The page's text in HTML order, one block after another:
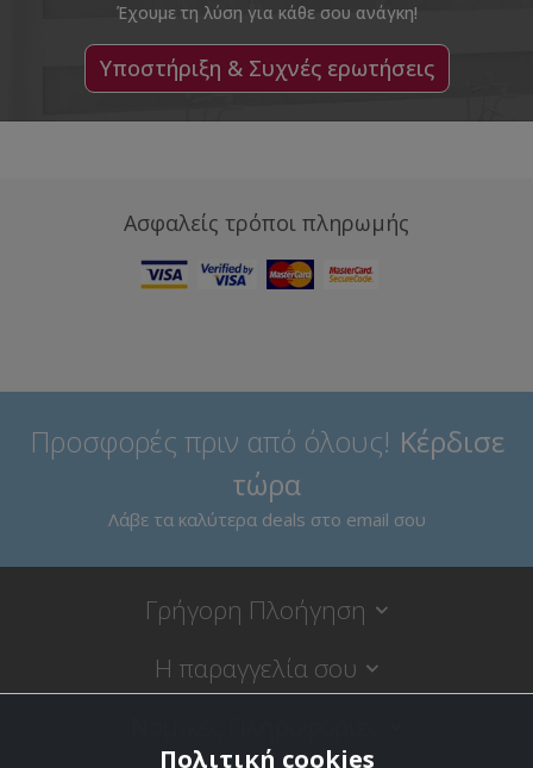
Έχουμε τη λύση για κάθε σου ανάγκη!
Υποστήριξη & Συχνές ερωτήσεις
Ασφαλείς τρόποι πληρωμής
Προσφορές πριν από όλους! Κέρδισε
τώρα
Λάβε τα καλύτερα deals στο email σου
Γρήγορη Πλοήγηση
Η παραγγελία σου
Πολιτική cookies